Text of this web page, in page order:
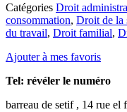
Catégories Droit
consommation, Droit de la
du travail, Droit familial,
Ajouter à mes favoris
Tel: révéler le numéro
barreau de setif , 14 rue el